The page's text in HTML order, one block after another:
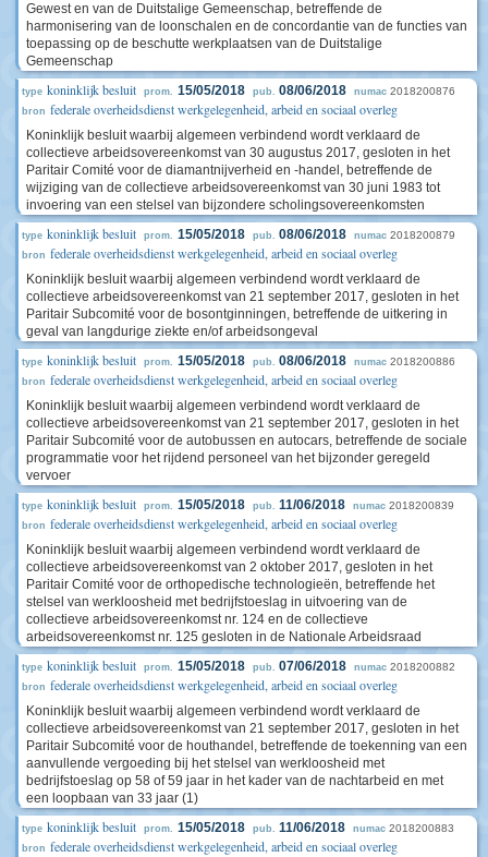
Gewest en van de Duitstalige Gemeenschap, betreffende de
harmonisering van de loonschalen en de concordantie van de functies van
toepassing op de beschutte werkplaatsen van de Duitstalige
Gemeenschap
type koninklijk besluit prom. 15/05/2018 pub. 08/06/2018 numac 2018200876
bron federale overheidsdienst werkgelegenheid, arbeid en sociaal overleg
Koninklijk besluit waarbij algemeen verbindend wordt verklaard de
collectieve arbeidsovereenkomst van 30 augustus 2017, gesloten in het
Paritair Comité voor de diamantnijverheid en -handel, betreffende de
wijziging van de collectieve arbeidsovereenkomst van 30 juni 1983 tot
invoering van een stelsel van bijzondere scholingsovereenkomsten
type koninklijk besluit prom. 15/05/2018 pub. 08/06/2018 numac 2018200879
bron federale overheidsdienst werkgelegenheid, arbeid en sociaal overleg
Koninklijk besluit waarbij algemeen verbindend wordt verklaard de
collectieve arbeidsovereenkomst van 21 september 2017, gesloten in het
Paritair Subcomité voor de bosontginningen, betreffende de uitkering in
geval van langdurige ziekte en/of arbeidsongeval
type koninklijk besluit prom. 15/05/2018 pub. 08/06/2018 numac 2018200886
bron federale overheidsdienst werkgelegenheid, arbeid en sociaal overleg
Koninklijk besluit waarbij algemeen verbindend wordt verklaard de
collectieve arbeidsovereenkomst van 21 september 2017, gesloten in het
Paritair Subcomité voor de autobussen en autocars, betreffende de sociale
programmatie voor het rijdend personeel van het bijzonder geregeld
vervoer
type koninklijk besluit prom. 15/05/2018 pub. 11/06/2018 numac 2018200839
bron federale overheidsdienst werkgelegenheid, arbeid en sociaal overleg
Koninklijk besluit waarbij algemeen verbindend wordt verklaard de
collectieve arbeidsovereenkomst van 2 oktober 2017, gesloten in het
Paritair Comité voor de orthopedische technologieën, betreffende het
stelsel van werkloosheid met bedrijfstoeslag in uitvoering van de
collectieve arbeidsovereenkomst nr. 124 en de collectieve
arbeidsovereenkomst nr. 125 gesloten in de Nationale Arbeidsraad
type koninklijk besluit prom. 15/05/2018 pub. 07/06/2018 numac 2018200882
bron federale overheidsdienst werkgelegenheid, arbeid en sociaal overleg
Koninklijk besluit waarbij algemeen verbindend wordt verklaard de
collectieve arbeidsovereenkomst van 21 september 2017, gesloten in het
Paritair Subcomité voor de houthandel, betreffende de toekenning van een
aanvullende vergoeding bij het stelsel van werkloosheid met
bedrijfstoeslag op 58 of 59 jaar in het kader van de nachtarbeid en met
een loopbaan van 33 jaar (1)
type koninklijk besluit prom. 15/05/2018 pub. 11/06/2018 numac 2018200883
bron federale overheidsdienst werkgelegenheid, arbeid en sociaal overleg